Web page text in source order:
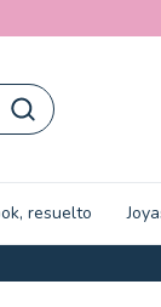
resuelto